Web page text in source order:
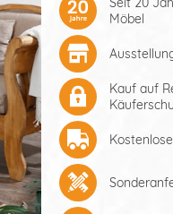
Möbel
Kauf auf